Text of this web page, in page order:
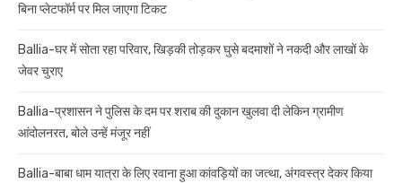
बिना प्लेटफॉर्म पर मिल जाएगा टिकट
Ballia-घर में सोता रहा परिवार, खिड़की तोड़कर घुसे बदमाशों ने नकदी और लाखों के
जेवर चुराए
Ballia-प्रशासन ने पुलिस के दम पर शराब की दुकान खुलवा दी लेकिन ग्रामीण
आंदोलनरत, बोले उन्हें मंजूर नहीं
Ballia-बाबा धाम यात्रा के लिए रवाना हुआ कांवड़ियों का जत्था, अंगवस्त्र देकर किया